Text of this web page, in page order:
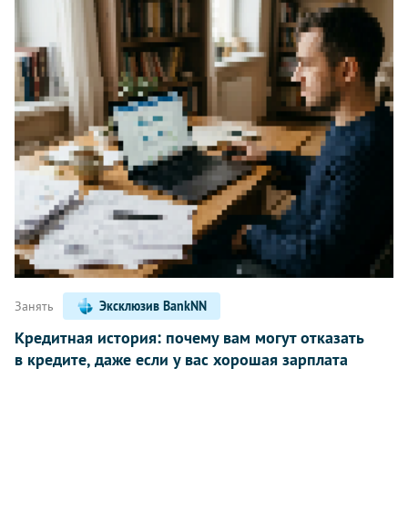
Занять Эксклюзив BankNN
Кредитная история: почему вам могут отказать
в кредите, даже если у вас хорошая зарплата